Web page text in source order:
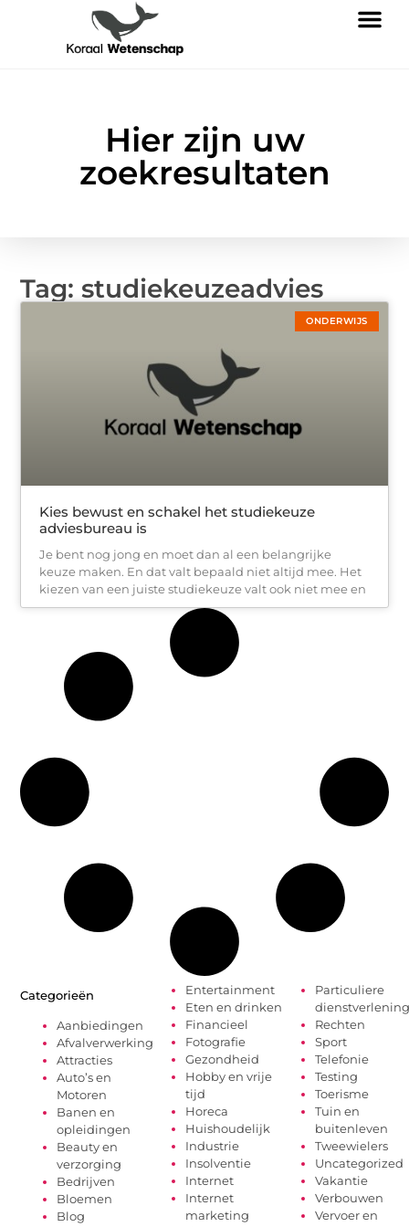
Hier zijn uw
zoekresultaten
Tag: studiekeuzeadvies
ONDERWIJS
Kies bewust en schakel het studiekeuze
adviesbureau is
Je bent nog jong en moet dan al een belangrijke
keuze maken. En dat valt bepaald niet altijd mee. Het
kiezen van een juiste studiekeuze valt ook niet mee en
Categorieën
Aanbiedingen
Afvalverwerking
Attracties
Auto’s en
Motoren
Banen en
opleidingen
Beauty en
verzorging
Bedrijven
Bloemen
Blog
Entertainment
Eten en drinken
Financieel
Fotografie
Gezondheid
Hobby en vrije
tijd
Horeca
Huishoudelijk
Industrie
Insolventie
Internet
Internet
marketing
Particuliere
dienstverlening
Rechten
Sport
Telefonie
Testing
Toerisme
Tuin en
buitenleven
Tweewielers
Uncategorized
Vakantie
Verbouwen
Vervoer en